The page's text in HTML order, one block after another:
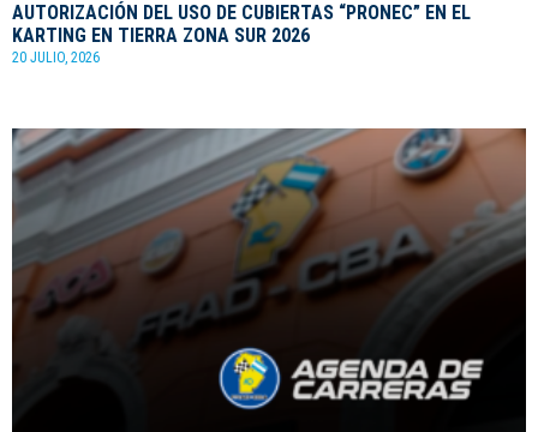
AUTORIZACIÓN DEL USO DE CUBIERTAS “PRONEC” EN EL
KARTING EN TIERRA ZONA SUR 2026
20 JULIO, 2026